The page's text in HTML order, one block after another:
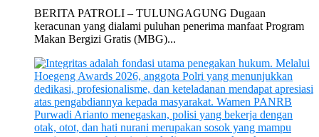
BERITA PATROLI – TULUNGAGUNG Dugaan
keracunan yang dialami puluhan penerima manfaat Program
Makan Bergizi Gratis (MBG)...